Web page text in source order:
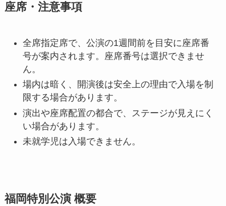
座席・注意事項
全席指定席で、公演の1週間前を目安に座席番
号が案内されます。座席番号は選択できませ
ん。
場内は暗く、開演後は安全上の理由で入場を制
限する場合があります。
演出や座席配置の都合で、ステージが見えにく
い場合があります。
未就学児は入場できません。
福岡特別公演 概要